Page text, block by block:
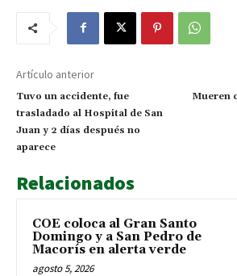
Artículo anterior
Tuvo un accidente, fue
trasladado al Hospital de San
Juan y 2 días después no
aparece
Mueren
Relacionados
COE coloca al Gran Santo
Domingo y a San Pedro de
Macorís en alerta verde
agosto 5, 2026